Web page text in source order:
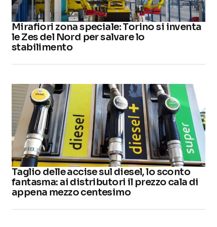
Mirafiori zona speciale: Torino si inventa
le Zes del Nord per salvare lo
stabilimento
Taglio delle accise sul diesel, lo sconto
fantasma: ai distributori il prezzo cala di
appena mezzo centesimo